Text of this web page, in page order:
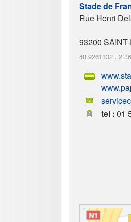
Stade de
Rue Henri
93200
48.9261132 ,
tel : 01